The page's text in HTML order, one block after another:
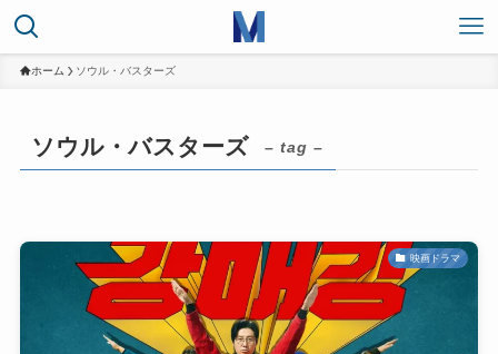
ホーム ソウル・バスターズ
ソウル・バスターズ – tag –
映画ドラマ